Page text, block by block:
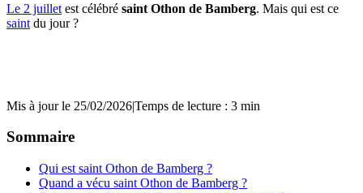
Le 2 juillet est célébré saint Othon de Bamberg. Mais qui est ce
saint du jour ?
Mis à jour le 25/02/2026|Temps de lecture : 3 min
Sommaire
Qui est saint Othon de Bamberg ?
Quand a vécu saint Othon de Bamberg ?